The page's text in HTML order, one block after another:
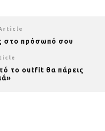
στο πρόσωπό σου
το outfit θα πάρεις